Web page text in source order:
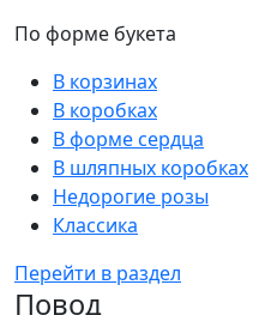
По форме букета
В корзинах
В коробках
В форме сердца
В шляпных коробках
Недорогие розы
Классика
Перейти в раздел
Повод